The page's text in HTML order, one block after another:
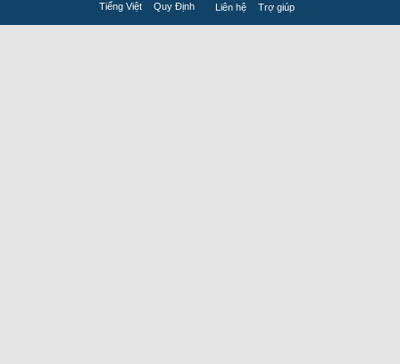
Tiếng Việt
Quy Định Liên hệ Trợ giúp